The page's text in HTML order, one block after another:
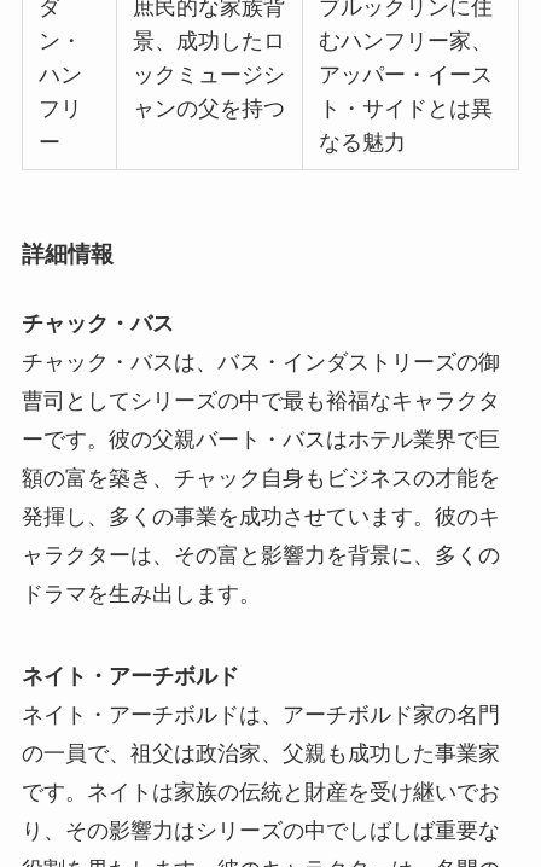
ダ
ン・
ハン
フリ
ー
庶民的な家族背
景、成功したロ
ックミュージシ
ャンの父を持つ
ブルックリンに住
むハンフリー家、
アッパー・イース
ト・サイドとは異
なる魅力
詳細情報
チャック・バス
チャック・バスは、バス・インダストリーズの御
曹司としてシリーズの中で最も裕福なキャラクタ
ーです。彼の父親バート・バスはホテル業界で巨
額の富を築き、チャック自身もビジネスの才能を
発揮し、多くの事業を成功させています。彼のキ
ャラクターは、その富と影響力を背景に、多くの
ドラマを生み出します。
ネイト・アーチボルド
ネイト・アーチボルドは、アーチボルド家の名門
の一員で、祖父は政治家、父親も成功した事業家
です。ネイトは家族の伝統と財産を受け継いでお
り、その影響力はシリーズの中でしばしば重要な